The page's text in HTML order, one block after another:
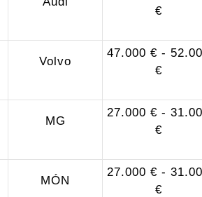
€
Volvo
47.000 € -
€
MG
27.000 € -
€
MÓN
27.000 € -
€